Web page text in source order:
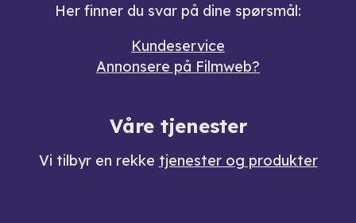
Her finner du svar på dine spørsmål:
Kundeservice
Annonsere på Filmweb?
Våre tjenester
Vi tilbyr en rekke tjenester og produkter